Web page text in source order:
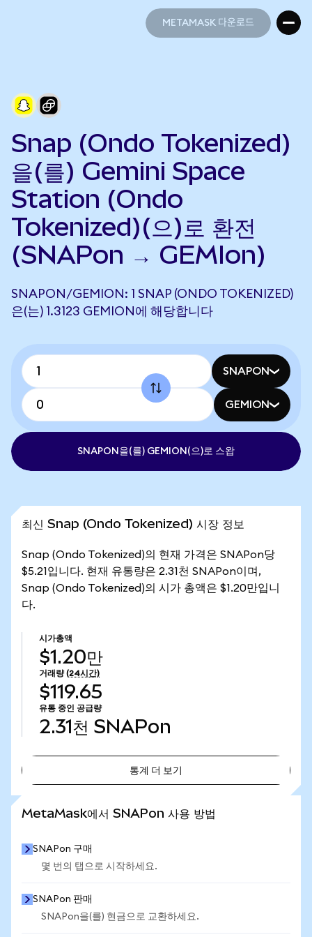
METAMASK 다운로드
Snap (Ondo Tokenized)
을(를) Gemini Space
Station (Ondo
Tokenized)(으)로 환전
(SNAPon → GEMIon)
SNAPON/GEMION: 1 SNAP (ONDO TOKENIZED)
은(는) 1.3123 GEMION에 해당합니다
SNAPON
GEMION
SNAPON을(를) GEMION(으)로 스왑
최신 Snap (Ondo Tokenized) 시장 정보
Snap (Ondo Tokenized)의 현재 가격은 SNAPon당
$5.21입니다. 현재 유통량은 2.31천 SNAPon이며,
Snap (Ondo Tokenized)의 시가 총액은 $1.20만입니
다.
시가총액
$1.20만
거래량 (24시간)
$119.65
유통 중인 공급량
2.31천 SNAPon
통계 더 보기
MetaMask에서 SNAPon 사용 방법
SNAPon 구매
몇 번의 탭으로 시작하세요.
SNAPon 판매
SNAPon을(를) 현금으로 교환하세요.